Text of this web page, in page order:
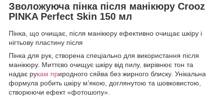
Зволожуюча пінка після манікюру Crooz
PINKA Perfect Skin 150 мл
Пінка, що очищає, після манікюру ефективно очищає шкіру і
нігтьову пластину після
Пінка для рук, створена спеціально для використання після
манікюру. Миттєво очищує шкіру від пилу, вирівнює тон та
надає рукам природного сяйва без жирного блиску. Унікальна
формула робить шкіру м’якою, доглянутою та шовковистою,
створюючи ефект «фотошопу».